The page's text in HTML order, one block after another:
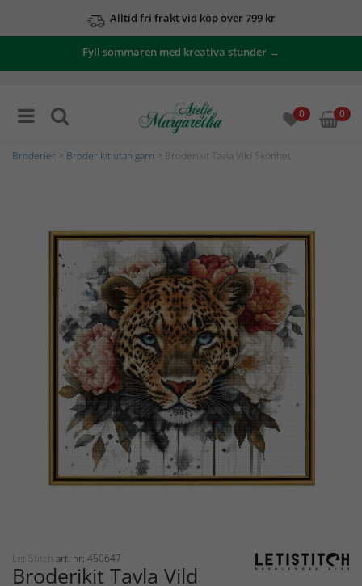
Alltid fri frakt vid köp över 799 kr
Fyll sommaren med kreativa stunder →
0 0
Broderier Broderikit utan garn > Broderikit Tavla Vild Skönhet
LetiStitch art. nr: 450647
Broderikit Tavla Vild